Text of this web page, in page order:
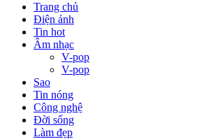
Trang chủ
Điện ảnh
Tin hot
Âm nhạc
V-pop
V-pop
Sao
Tin nóng
Công nghệ
Đời sống
Làm đẹp